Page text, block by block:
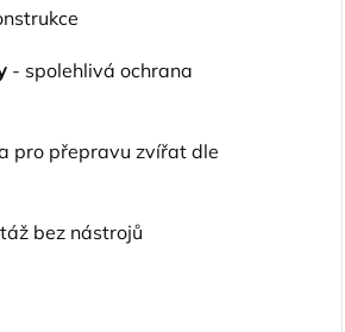
- spolehlivá ochrana
pro přepravu zvířat dle
bez nástrojů